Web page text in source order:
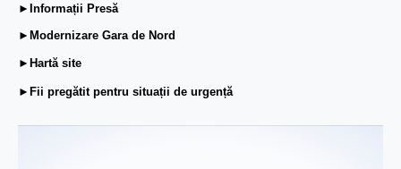
►Informații Presă
►Modernizare Gara de Nord
►Hartă site
►Fii pregătit pentru situații de urgență